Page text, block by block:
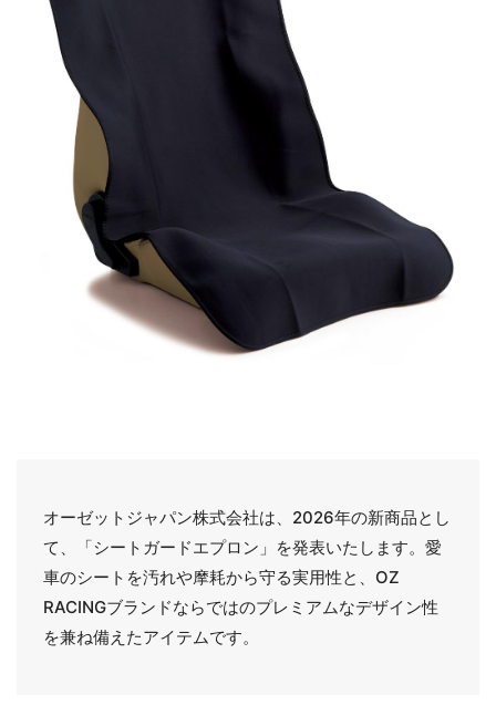
オーゼットジャパン株式会社は、2026年の新商品とし
て、「シートガードエプロン」を発表いたします。愛
車のシートを汚れや摩耗から守る実用性と、OZ
RACINGブランドならではのプレミアムなデザイン性
を兼ね備えたアイテムです。